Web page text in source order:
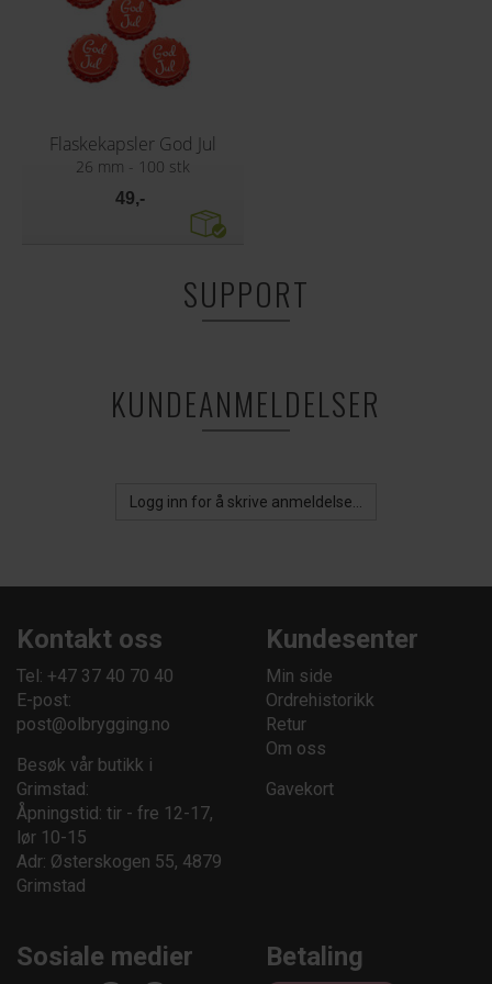
Flaskekapsler God Jul
26 mm - 100 stk
49,-
SUPPORT
KUNDEANMELDELSER
Logg inn for å skrive anmeldelse...
Kontakt oss
Tel: +47 37 40 70 40
E-post:
post@olbrygging.no
Besøk vår butikk i
Grimstad:
Åpningstid: tir - fre 12-17,
lør 10-15
Adr: Østerskogen 55, 4879
Grimstad
Kundesenter
Min side
Ordrehistorikk
Retur
Om oss
Gavekort
Sosiale medier Betaling